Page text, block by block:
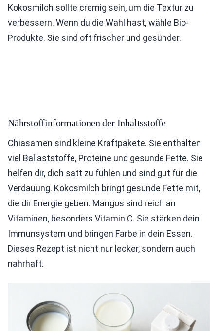
Kokosmilch sollte cremig sein, um die Textur zu
verbessern. Wenn du die Wahl hast, wähle Bio-
Produkte. Sie sind oft frischer und gesünder.
Nährstoffinformationen der Inhaltsstoffe
Chiasamen sind kleine Kraftpakete. Sie enthalten
viel Ballaststoffe, Proteine und gesunde Fette. Sie
helfen dir, dich satt zu fühlen und sind gut für die
Verdauung. Kokosmilch bringt gesunde Fette mit,
die dir Energie geben. Mangos sind reich an
Vitaminen, besonders Vitamin C. Sie stärken dein
Immunsystem und bringen Farbe in dein Essen.
Dieses Rezept ist nicht nur lecker, sondern auch
nahrhaft.